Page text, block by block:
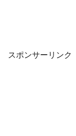
スポンサーリンク